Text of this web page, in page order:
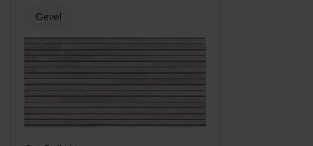
Gevel